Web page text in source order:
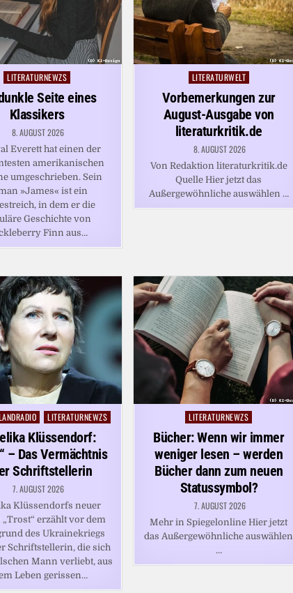
Posted
in
LITERATURNEWZS
Seite eines
Klassikers
8. AUGUST 2026
Everett hat einen der
amerikanischen
umgeschrieben. Sein
»James« ist ein
in dem er die
Geschichte von
Finn aus…
Posted
LITERATURWELT
Vorbemerkungen zur
August-Ausgabe von
literaturkritik.de
8. AUGUST 2026
Von Redaktion literaturkritik.de
Quelle Hier jetzt das
Außergewöhnliche auswählen …
LITERATURNEWZS
Klüssendorf:
– Das Vermächtnis
Schriftstellerin
7. AUGUST 2026
Klüssendorfs neuer
„Trost“ erzählt vor dem
des Ukrainekriegs
Schriftstellerin, die sich
Mann verliebt, aus
Leben gerissen…
Posted
LITERATURNEWZS
Bücher: Wenn wir immer
weniger lesen – werden
Bücher dann zum neuen
Statussymbol?
7. AUGUST 2026
Mehr in Spiegelonline Hier jetzt
das Außergewöhnliche auswählen
…